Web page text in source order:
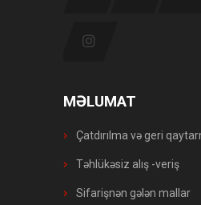
MƏLUMAT
Çatdırılma və geri
Təhlükəsiz alış -veriş
Sifarişnən gələn mallar